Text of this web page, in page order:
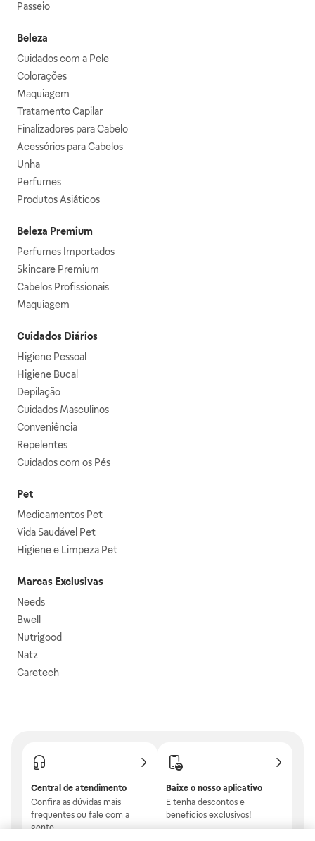
Passeio
Beleza
Cuidados com a Pele
Colorações
Maquiagem
Tratamento Capilar
Finalizadores para Cabelo
Acessórios para Cabelos
Unha
Perfumes
Produtos Asiáticos
Beleza Premium
Perfumes Importados
Skincare Premium
Cabelos Profissionais
Maquiagem
Cuidados Diários
Higiene Pessoal
Higiene Bucal
Depilação
Cuidados Masculinos
Conveniência
Repelentes
Cuidados com os Pés
Pet
Medicamentos Pet
Vida Saudável Pet
Higiene e Limpeza Pet
Marcas Exclusivas
Needs
Bwell
Nutrigood
Natz
Caretech
Central de atendimento
Confira as dúvidas mais
frequentes ou fale com a
gente.
Baixe o nosso aplicativo
E tenha descontos e
benefícios exclusivos!